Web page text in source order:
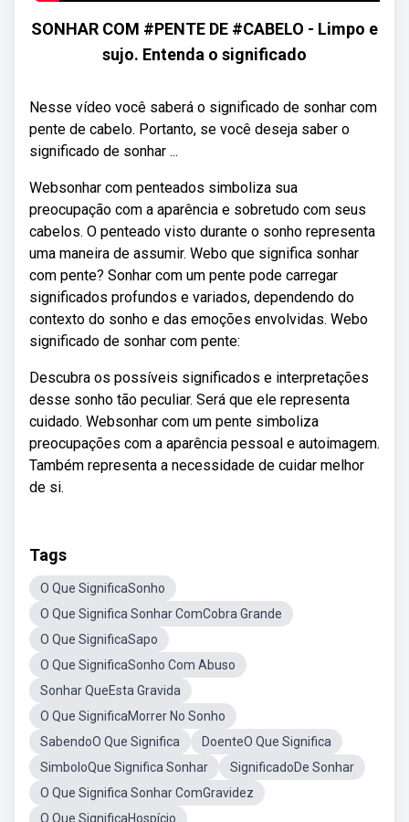
SONHAR COM #PENTE DE #CABELO - Limpo e
sujo. Entenda o significado
Nesse vídeo você saberá o significado de sonhar com
pente de cabelo. Portanto, se você deseja saber o
significado de sonhar ...
Websonhar com penteados simboliza sua
preocupação com a aparência e sobretudo com seus
cabelos. O penteado visto durante o sonho representa
uma maneira de assumir. Webo que significa sonhar
com pente? Sonhar com um pente pode carregar
significados profundos e variados, dependendo do
contexto do sonho e das emoções envolvidas. Webo
significado de sonhar com pente:
Descubra os possíveis significados e interpretações
desse sonho tão peculiar. Será que ele representa
cuidado. Websonhar com um pente simboliza
preocupações com a aparência pessoal e autoimagem.
Também representa a necessidade de cuidar melhor
de si.
Tags
O Que SignificaSonho
O Que Significa Sonhar ComCobra Grande
O Que SignificaSapo
O Que SignificaSonho Com Abuso
Sonhar QueEsta Gravida
O Que SignificaMorrer No Sonho
SabendoO Que Significa
DoenteO Que Significa
SimboloQue Significa Sonhar
SignificadoDe Sonhar
O Que Significa Sonhar ComGravidez
O Que SignificaHospício